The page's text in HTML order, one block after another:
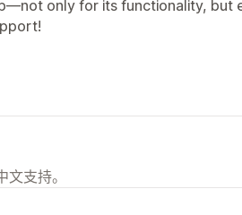
only for its functionality, but
支持。